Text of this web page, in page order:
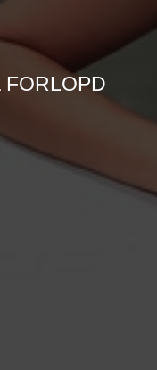
FORLOPD